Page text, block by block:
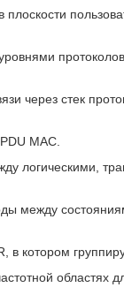
протоколов
через стек
MAC.
логическими,
между
в котором
областях